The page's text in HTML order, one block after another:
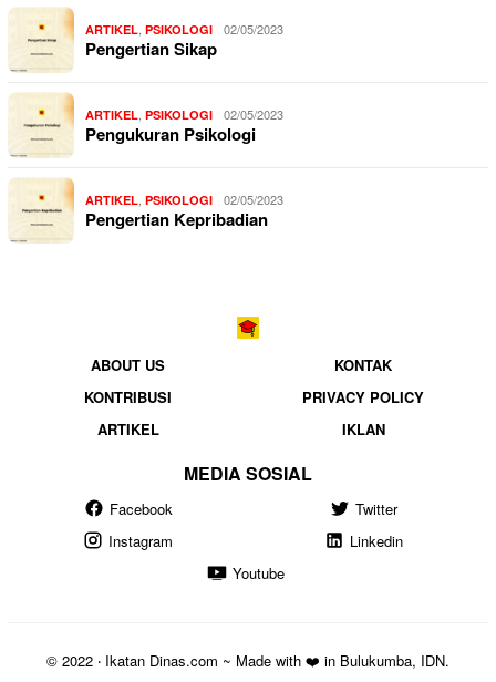
ARTIKEL PSIKOLOGI 02/05/2023
Pengertian Sikap
ARTIKEL PSIKOLOGI 02/05/2023
Pengukuran Psikologi
ARTIKEL PSIKOLOGI 02/05/2023
Pengertian Kepribadian
ABOUT US
KONTAK
KONTRIBUSI
PRIVACY POLICY
ARTIKEL
IKLAN
MEDIA SOSIAL
Facebook
Twitter
Instagram
Linkedin
Youtube
© 2022 ‧ Ikatan Dinas.com ~ Made with ❤️ in Bulukumba, IDN.